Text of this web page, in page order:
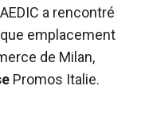
a rencontré
emplacement
de Milan,
Promos Italie.